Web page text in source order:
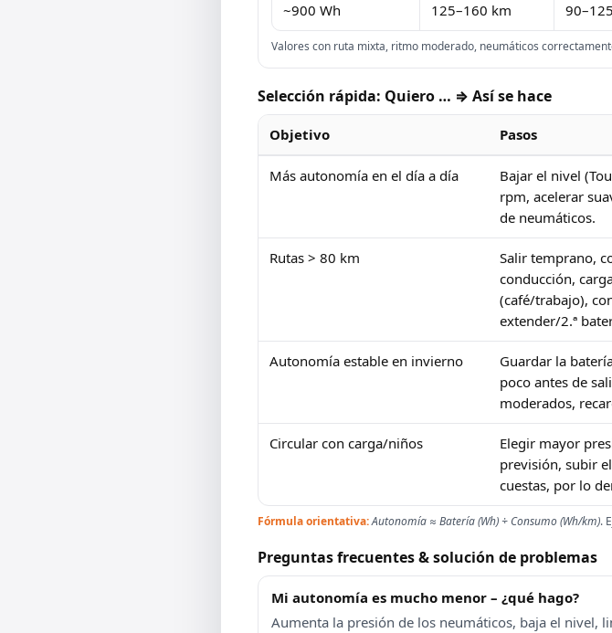
~900 Wh 125–160 km
Valores con ruta mixta, ritmo moderado, neumáticos
Selección rápida: Quiero … ⇒ Así se hace
Objetivo Pasos
Más autonomía en el día a día
Bajar el nivel
rpm, acelerar
de neumáticos.
Rutas > 80 km
Salir temprano,
conducción,
(café/trabajo),
extender/2.ª
Autonomía estable en invierno
Guardar la
poco antes de
moderados,
Circular con carga/niños
Elegir mayor
previsión, subir
cuestas, por lo
Fórmula orientativa:Autonomía ≈ Batería (Wh) ÷ Consumo (Wh/km).
Preguntas frecuentes & solución de problemas
Mi autonomía es mucho menor – ¿qué hago?
Aumenta la presión de los neumáticos, baja el nivel,